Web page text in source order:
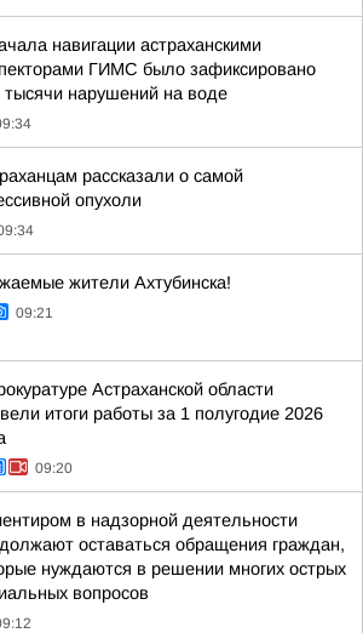
навигации астраханскими
ГИМС было зафиксировано
тысячи нарушений на воде
рассказали о самой
опухоли
жители Ахтубинска!
09:21
Астраханской области
итоги работы за 1 полугодие 2026
09:20
в надзорной деятельности
оставаться обращения граждан,
нуждаются в решении многих острых
вопросов